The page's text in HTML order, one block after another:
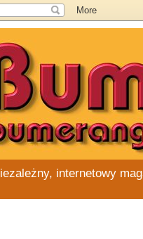
internetowy